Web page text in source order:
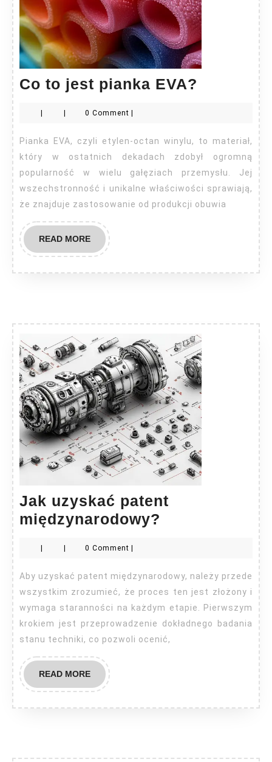
Co to jest pianka EVA?
pianka
EVA?
0 Comment
Pianka EVA, czyli etylen-octan winylu, to materiał,
który w ostatnich dekadach zdobył ogromną
popularność w wielu gałęziach przemysłu. Jej
wszechstronność i unikalne właściwości sprawiają,
że znajduje zastosowanie od produkcji obuwia
READ MOREREAD
MORE
Jak uzyskać patent
międzynarodowy?
| | 0 Comment |
Aby uzyskać patent międzynarodowy, należy przede
wszystkim zrozumieć, że proces ten jest złożony i
wymaga staranności na każdym etapie. Pierwszym
krokiem jest przeprowadzenie dokładnego badania
stanu techniki, co pozwoli ocenić,
READ MOREREAD
MORE